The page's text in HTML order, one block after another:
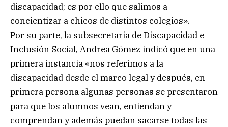
discapacidad; es por ello que salimos a
concientizar a chicos de distintos colegios».
Por su parte, la subsecretaria de Discapacidad e
Inclusión Social, Andrea Gómez indicó que en una
primera instancia «nos referimos a la
discapacidad desde el marco legal y después, en
primera persona algunas personas se presentaron
para que los alumnos vean, entiendan y
comprendan y además puedan sacarse todas las